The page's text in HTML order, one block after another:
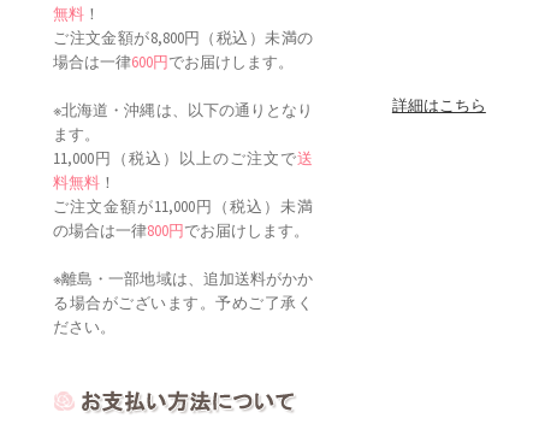
無料 ！
ご注文金額が8,800円（税込）未満の
場合は一律600円でお届けします。
※北海道・沖縄は、以下の通りとなり
ます。
11,000円（税込）以上のご注文で送
料無料 ！
ご注文金額が11,000円（税込）未満
の場合は一律800円でお届けします。
※離島・一部地域は、追加送料がかか
る場合がございます。予めご了承く
ださい。
詳細はこちら